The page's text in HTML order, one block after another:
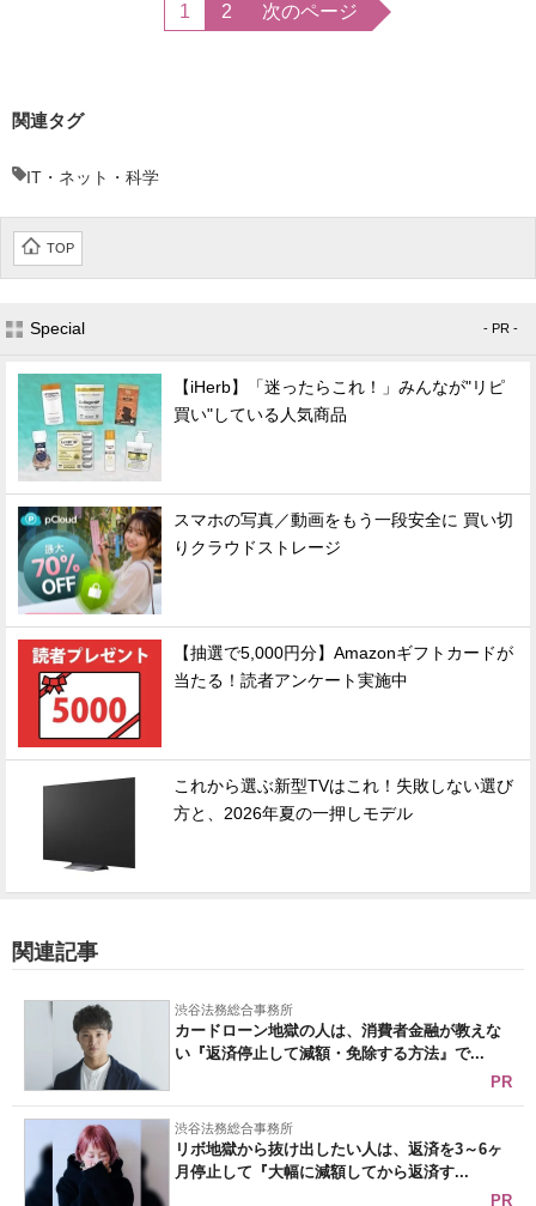
1 2 次のページ
関連タグ
IT・ネット・科学
TOP
Special - PR -
【iHerb】「迷ったらこれ！」みんなが"リピ
買い"している人気商品
スマホの写真／動画をもう一段安全に 買い切
りクラウドストレージ
【抽選で5,000円分】Amazonギフトカードが
当たる！読者アンケート実施中
これから選ぶ新型TVはこれ！失敗しない選び
方と、2026年夏の一押しモデル
関連記事
渋谷法務総合事務所
カードローン地獄の人は、消費者金融が教えな
い『返済停止して減額・免除する方法』で...
PR
渋谷法務総合事務所
リボ地獄から抜け出したい人は、返済を3～6ヶ
月停止して『大幅に減額してから返済す...
PR